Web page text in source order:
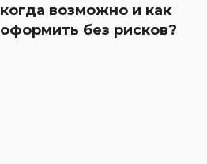
когда возможно и как
оформить без рисков?